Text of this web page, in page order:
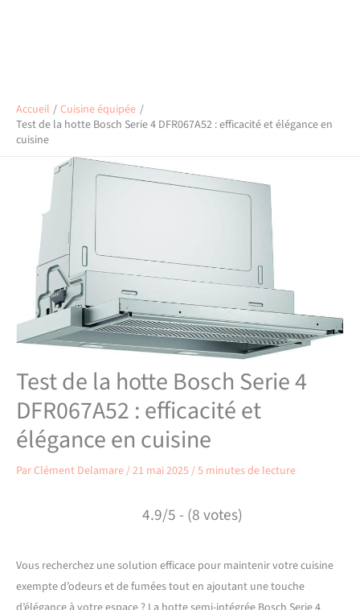
Accueil
Cuisine équipée
Test de la hotte Bosch Serie 4 DFR067A52 : efficacité et élégance en
cuisine
Test de la hotte Bosch Serie 4
DFR067A52 : efficacité et
élégance en cuisine
ParClément Delamare/21 mai 2025/5 minutes de lecture
4.9/5 - (8 votes)
Vous recherchez une solution efficace pour maintenir votre cuisine
exempte d’odeurs et de fumées tout en ajoutant une touche